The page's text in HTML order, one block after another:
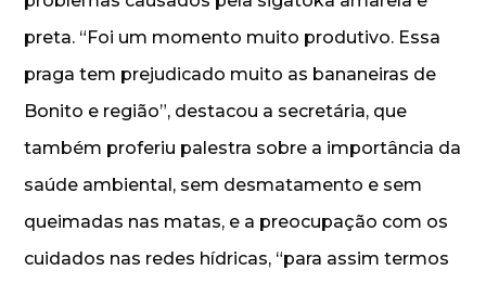
preta. “Foi um momento muito produtivo. Essa
praga tem prejudicado muito as bananeiras de
Bonito e região”, destacou a secretária, que
também proferiu palestra sobre a importância da
saúde ambiental, sem desmatamento e sem
queimadas nas matas, e a preocupação com os
cuidados nas redes hídricas, “para assim termos